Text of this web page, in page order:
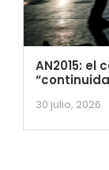
AN2015: el
30 julio, 2026